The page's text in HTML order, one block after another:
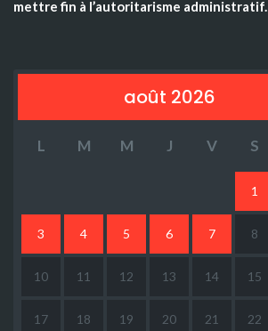
mettre fin à l’autoritarisme administratif.
août 2026
L M M J V S
1
3 4 5 6 7 8
10 11 12 13 14 15
17 18 19 20 21 22